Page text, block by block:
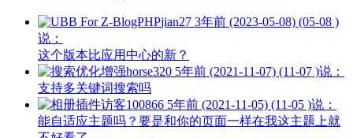
jian27 3年前 (2023-05-08) (05-08 )
说：
这个版本比应用中心的新？
horse320 5年前 (2021-11-07) (11-07 )说：
支持多关键词搜索吗
访客100866 5年前 (2021-11-05) (11-05 )说：
能自适应主题吗？要是和你的页面一样在我这主题上就